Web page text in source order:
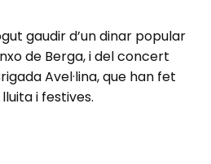
gaudir d’un dinar popular
de Berga, i del concert
Avel·lina, que han fet
i festives.